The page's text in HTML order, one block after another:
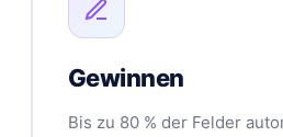
Gewinnen
Bis zu 80 % der Felder